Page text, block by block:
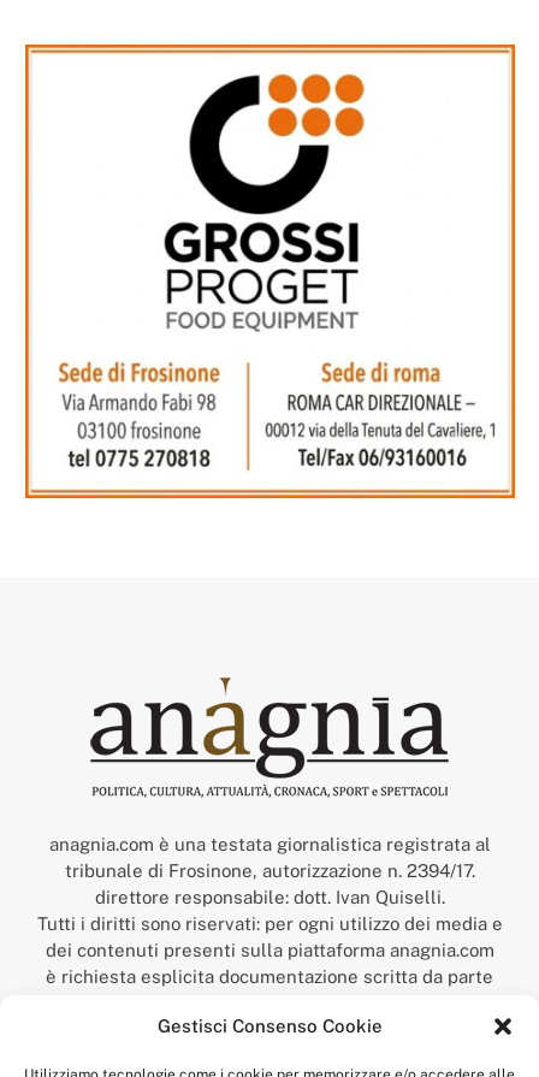
Gestisci Consenso Cookie
anagnia.com è una testata giornalistica registrata al
tribunale di Frosinone, autorizzazione n. 2394/17.
direttore responsabile: dott. Ivan Quiselli.
Tutti i diritti sono riservati: per ogni utilizzo dei media e
dei contenuti presenti sulla piattaforma anagnia.com
è richiesta esplicita documentazione scritta da parte
“Anagnia” è un marchio registrato presso l’Ufficio Italiano